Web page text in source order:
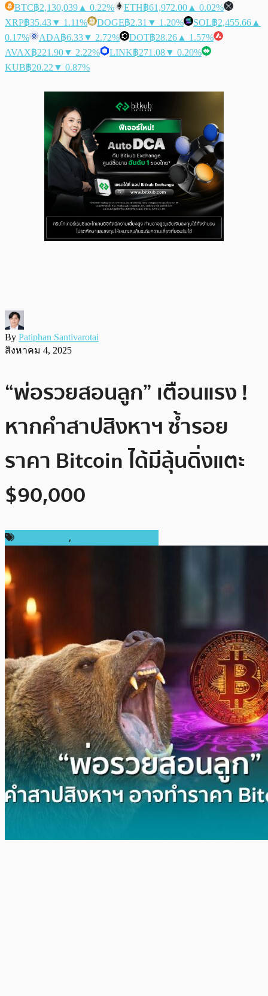
BTC฿2,130,039 ▲ 0.22% ETH฿61,972.00 ▲ 0.02%
XRP฿35.43▼ 1.11% DOGE฿2.31 ▼ 1.20% SOL฿2,455.66 ▲
0.17%
ADA฿6.33▼ 2.72% DOT฿28.26 ▲ 1.57%
AVAX฿221.90▼ 2.22% LINK฿271.08▼ 0.20%
KUB฿20.22 ▼ 0.87%
By Patiphan Santivarotai
สิงหาคม 4, 2025
“พ่อรวยสอนลูก” เตือนแรง !
หากคำสาปสิงหาฯ ซ้ำรอย
ราคา Bitcoin ได้มีลุ้นดิ่งแตะ
$90,000
,